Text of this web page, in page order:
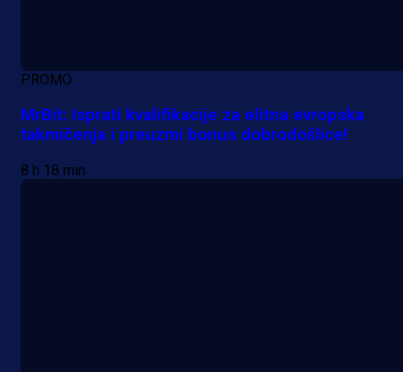
PROMO
MrBit: Isprati kvalifikacije za elitna evropska
takmičenja i preuzmi bonus dobrodošlice!
8 h 18 min